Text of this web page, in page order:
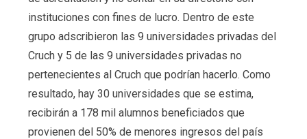
instituciones con fines de lucro. Dentro de este
grupo adscribieron las 9 universidades privadas del
Cruch y 5 de las 9 universidades privadas no
pertenecientes al Cruch que podrían hacerlo. Como
resultado, hay 30 universidades que se estima,
recibirán a 178 mil alumnos beneficiados que
provienen del 50% de menores ingresos del país